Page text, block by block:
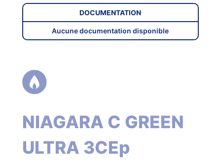
DOCUMENTATION
Aucune documentation disponible
NIAGARA C GREEN
ULTRA 3CEp